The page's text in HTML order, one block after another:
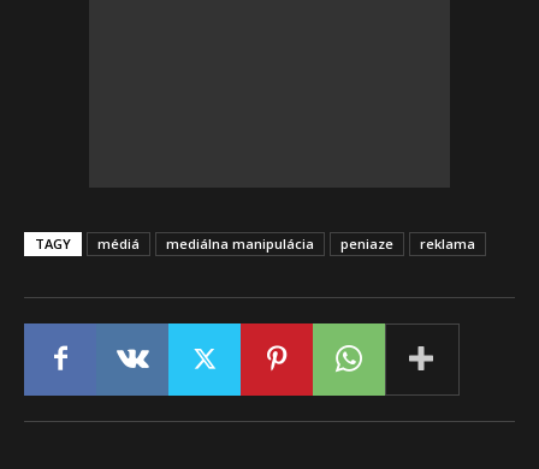
TAGY médiá mediálna manipulácia peniaze reklama